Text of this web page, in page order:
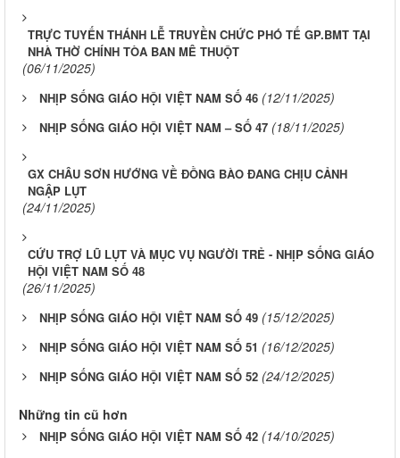
TRỰC TUYẾN THÁNH LỄ TRUYỀN CHỨC PHÓ TẾ GP.BMT TẠI
NHÀ THỜ CHÍNH TÒA BAN MÊ THUỘT
(06/11/2025)
NHỊP SỐNG GIÁO HỘI VIỆT NAM SỐ 46 (12/11/2025)
NHỊP SỐNG GIÁO HỘI VIỆT NAM – SỐ 47 (18/11/2025)
GX CHÂU SƠN HƯỚNG VỀ ĐỒNG BÀO ĐANG CHỊU CẢNH
NGẬP LỤT
(24/11/2025)
CỨU TRỢ LŨ LỤT VÀ MỤC VỤ NGƯỜI TRẺ - NHỊP SỐNG GIÁO
HỘI VIỆT NAM SỐ 48
(26/11/2025)
NHỊP SỐNG GIÁO HỘI VIỆT NAM SỐ 49 (15/12/2025)
NHỊP SỐNG GIÁO HỘI VIỆT NAM SỐ 51 (16/12/2025)
NHỊP SỐNG GIÁO HỘI VIỆT NAM SỐ 52 (24/12/2025)
Những tin cũ hơn
NHỊP SỐNG GIÁO HỘI VIỆT NAM SỐ 42 (14/10/2025)